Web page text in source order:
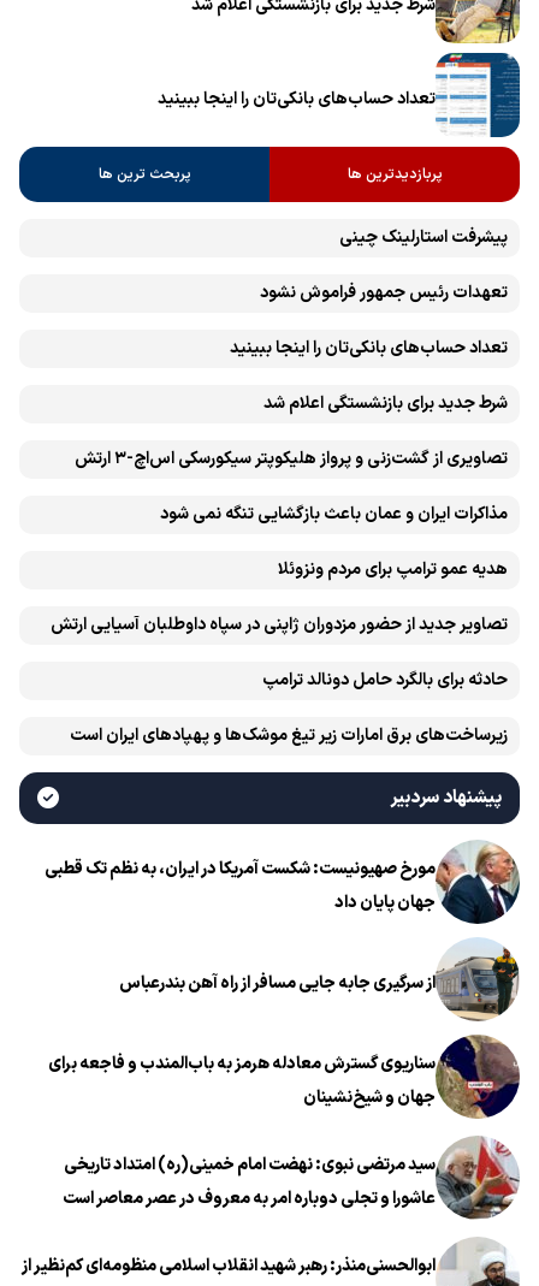
شرط جدید برای بازنشستگی اعلام شد
تعداد حساب‌های بانکی‌تان را اینجا ببینید
پربازدیدترین ها پربحث ترین ها
پیشرفت ‏استارلینک چینی
تعهدات رئیس جمهور فراموش نشود
تعداد حساب‌های بانکی‌تان را اینجا ببینید
شرط جدید برای بازنشستگی اعلام شد
تصاویری از گشت‌زنی و پرواز هلیکوپتر سیکورسکی اس‌اچ-۳ ارتش
مذاکرات ایران و عمان باعث بازگشایی تنگه نمی شود
هدیه عمو ترامپ برای مردم ونزوئلا
تصاویر جدید از حضور مزدوران ژاپنی در سپاه داوطلبان آسیایی ارتش
حادثه برای بالگرد حامل دونالد ترامپ
زیرساخت‌های برق امارات زیر تیغ موشک‌ها و پهپادهای ایران است
پیشنهاد سردبیر
مورخ صهیونیست: شکست آمریکا در ایران، به نظم تک قطبی
جهان پایان داد
از سرگیری جابه جایی مسافر از راه آهن بندرعباس
سناریوی گسترش معادله هرمز به باب‌المندب و فاجعه برای
جهان و شیخ‌نشینان
سید مرتضی نبوی: نهضت امام خمینی(ره) امتداد تاریخی
عاشورا و تجلی دوباره امر به معروف در عصر معاصر است
ابوالحسنی‌منذر: رهبر شهید انقلاب اسلامی منظومه‌ای کم‌نظیر از